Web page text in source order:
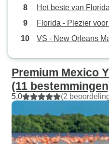
Het beste van Florida
Florida - Plezier
VS - New Orleans
Premium Mexico
(11
5,0 (2